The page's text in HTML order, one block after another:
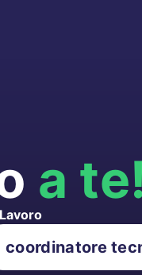
a te!
Lavoro